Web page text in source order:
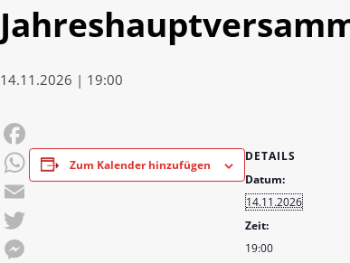
14.11.2026 | 19:00
Facebook
WhatsApp
Email
Twitter
Zum Kalender hinzufügen
DETAILS
Datum:
14.11.2026
Zeit:
19:00